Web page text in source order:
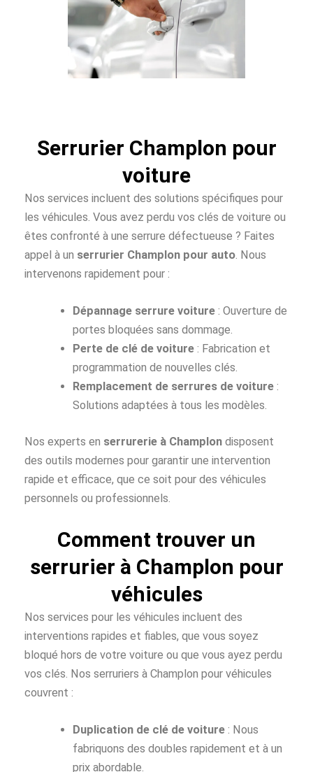
Serrurier Champlon pour
voiture
Nos services incluent des solutions spécifiques pour
les véhicules. Vous avez perdu vos clés de voiture ou
êtes confronté à une serrure défectueuse ? Faites
appel à un serrurier Champlon pour auto . Nous
intervenons rapidement pour :
Dépannage serrure voiture : Ouverture de
portes bloquées sans dommage.
Perte de clé de voiture : Fabrication et
programmation de nouvelles clés.
Remplacement de serrures de voiture :
Solutions adaptées à tous les modèles.
Nos experts en serrurerie à Champlon disposent
des outils modernes pour garantir une intervention
rapide et efficace, que ce soit pour des véhicules
personnels ou professionnels.
Comment trouver un
serrurier à Champlon pour
véhicules
Nos services pour les véhicules incluent des
interventions rapides et fiables, que vous soyez
bloqué hors de votre voiture ou que vous ayez perdu
vos clés. Nos serruriers à Champlon pour véhicules
couvrent :
Duplication de clé de voiture : Nous
fabriquons des doubles rapidement et à un
prix abordable.